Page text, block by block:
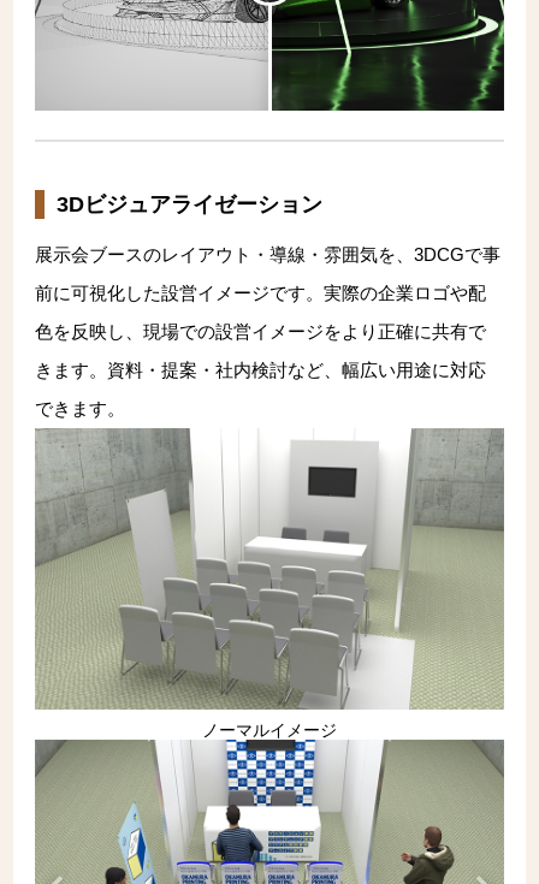
3Dビジュアライゼーション
展示会ブースのレイアウト・導線・雰囲気を、3DCGで事
前に可視化した設営イメージです。実際の企業ロゴや配
色を反映し、現場での設営イメージをより正確に共有で
きます。資料・提案・社内検討など、幅広い用途に対応
できます。
ノーマルイメージ